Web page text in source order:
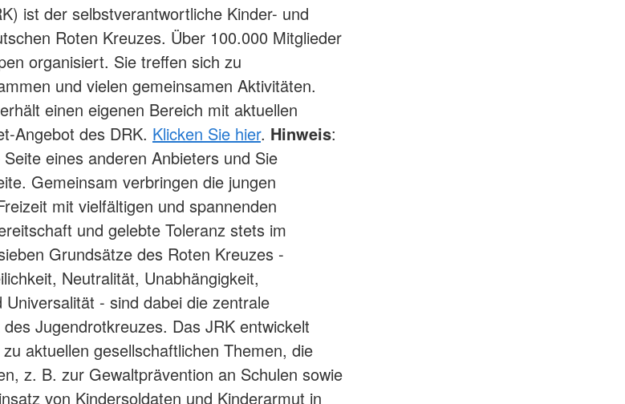
ist der selbstverantwortliche Kinder- und
Roten Kreuzes. Über 100.000 Mitglieder
organisiert. Sie treffen sich zu
und vielen gemeinsamen Aktivitäten.
einen eigenen Bereich mit aktuellen
Angebot des DRK. Klicken Sie hier. Hinweis:
eines anderen Anbieters und Sie
Gemeinsam verbringen die jungen
mit vielfältigen und spannenden
und gelebte Toleranz stets im
Grundsätze des Roten Kreuzes -
Neutralität, Unabhängigkeit,
Universalität - sind dabei die zentrale
Jugendrotkreuzes. Das JRK entwickelt
aktuellen gesellschaftlichen Themen, die
z. B. zur Gewaltprävention an Schulen sowie
von Kindersoldaten und Kinderarmut in